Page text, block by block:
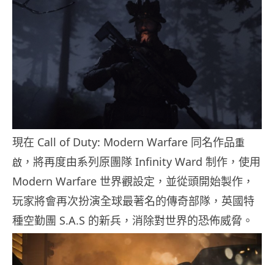
現在 Call of Duty: Modern Warfare 同名作品重
啟 ，將再度由系列原團隊 Infinity Ward 制作，使用
Modern Warfare 世界觀設定，並從頭開始製作，
玩家將會再次扮演全球最著名的傳奇部隊，英國特
種空勤團 S.A.S 的新兵，消除對世界的恐佈威脅。